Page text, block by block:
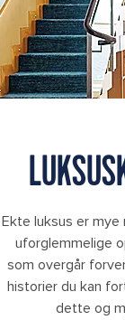
Ekte luksus er
uforglemmelige
som overgår
historier du kan
dette og